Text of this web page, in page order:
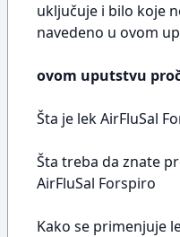
uključuje i bilo koje
navedeno u ovom
ovom uputstvu
Šta je lek AirFluSal
Šta treba da znate
AirFluSal Forspiro
Kako se primenjuje